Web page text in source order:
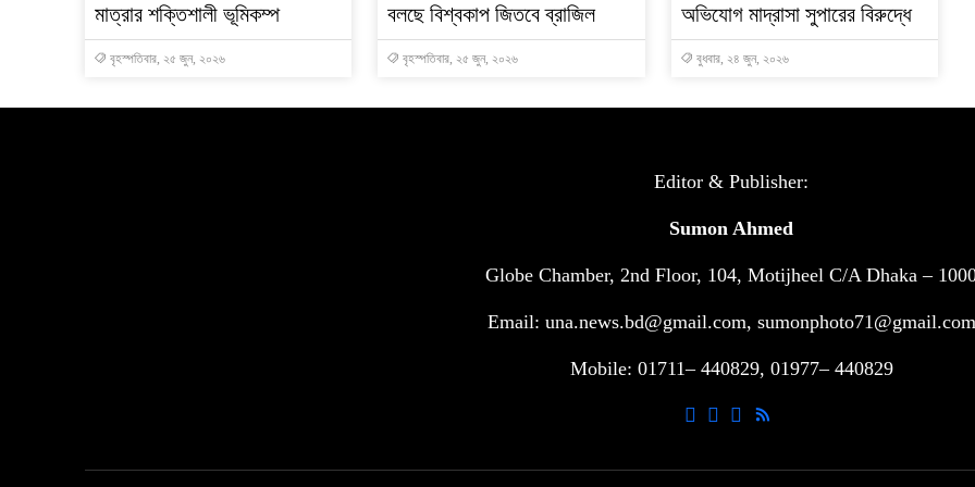
মাত্রার শক্তিশালী ভূমিকম্প
বৃহস্পতিবার, ২৫ জুন, ২০২৬
বলছে বিশ্বকাপ জিতবে ব্রাজিল
বৃহস্পতিবার, ২৫ জুন, ২০২৬
অভিযোগ মাদ্রাসা সুপারের বিরুদ্ধে
বুধবার, ২৪ জুন, ২০২৬
Editor & Publisher:
Sumon Ahmed
Globe Chamber, 2nd Floor, 104, Motijheel C/A Dhaka –
Email: una.news.bd@gmail.com, sumonphoto71@gmail.com
Mobile: 01711– 440829, 01977– 440829